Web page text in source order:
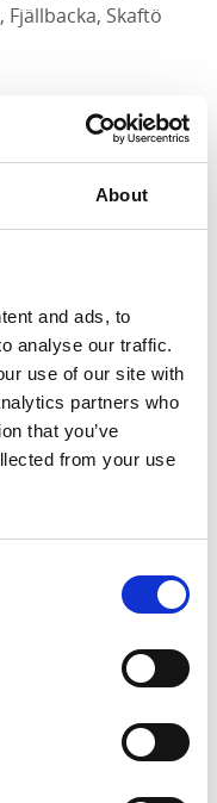
About
and ads, to
analyse our traffic.
use of our site with
partners who
that you’ve
from your use
Fjällbacka, Skaftö